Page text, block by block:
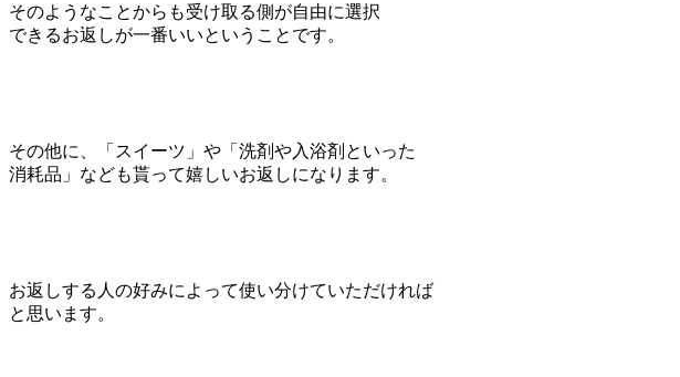
そのようなことからも受け取る側が自由に選択
できるお返しが一番いいということです。
その他に、「スイーツ」や「洗剤や入浴剤といった
消耗品」なども貰って嬉しいお返しになります。
お返しする人の好みによって使い分けていただければ
と思います。